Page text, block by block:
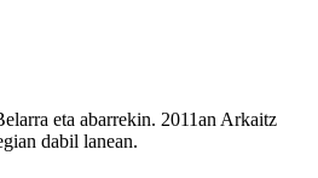
eta abarrekin. 2011an Arkaitz
dabil lanean.